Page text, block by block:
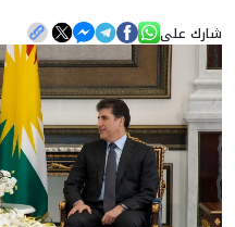
المؤسسات
الأخبار
المعرض
شارك على